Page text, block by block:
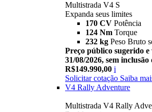
Multistrada V4 S
Expanda seus limites
170 CV Potência
124 Nm Torque
232 kg Peso Bruto
Preço público sugerido e
31/08/2026, sem
R$149.990,00 i
Solicitar cotação Saiba
V4 Rally Adventure
Multistrada V4 Rally